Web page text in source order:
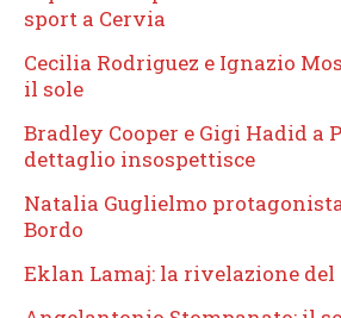
sport a Cervia
Cecilia Rodriguez e Ignazio
il sole
Bradley Cooper e Gigi Hadid a
dettaglio insospettisce
Natalia Guglielmo
Bordo
Eklan Lamaj: la rivelazione